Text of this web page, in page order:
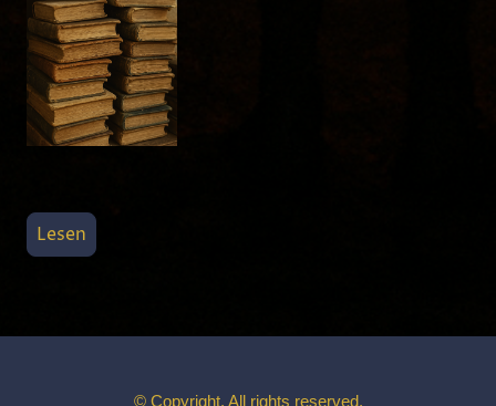
Lesen
© Copyright. All rights reserved.